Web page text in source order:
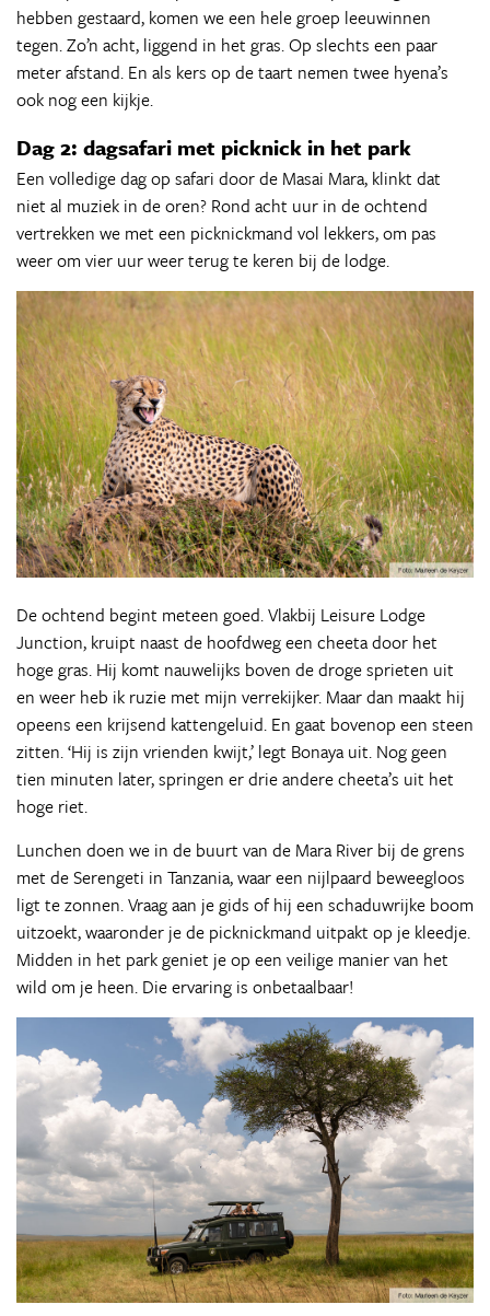
hebben gestaard, komen we een hele groep leeuwinnen
tegen. Zo’n acht, liggend in het gras. Op slechts een paar
meter afstand. En als kers op de taart nemen twee hyena’s
ook nog een kijkje.
Dag 2: dagsafari met picknick in het park
Een volledige dag op safari door de Masai Mara, klinkt dat
niet al muziek in de oren? Rond acht uur in de ochtend
vertrekken we met een picknickmand vol lekkers, om pas
weer om vier uur weer terug te keren bij de lodge.
De ochtend begint meteen goed. Vlakbij Leisure Lodge
Junction, kruipt naast de hoofdweg een cheeta door het
hoge gras. Hij komt nauwelijks boven de droge sprieten uit
en weer heb ik ruzie met mijn verrekijker. Maar dan maakt hij
opeens een krijsend kattengeluid. En gaat bovenop een steen
zitten. ‘Hij is zijn vrienden kwijt,’ legt Bonaya uit. Nog geen
tien minuten later, springen er drie andere cheeta’s uit het
hoge riet.
Lunchen doen we in de buurt van de Mara River bij de grens
met de Serengeti in Tanzania, waar een nijlpaard beweegloos
ligt te zonnen. Vraag aan je gids of hij een schaduwrijke boom
uitzoekt, waaronder je de picknickmand uitpakt op je kleedje.
Midden in het park geniet je op een veilige manier van het
wild om je heen. Die ervaring is onbetaalbaar!